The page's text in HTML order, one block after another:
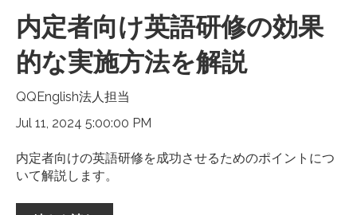
内定者向け英語研修の効果
的な実施方法を解説
QQEnglish法人担当
Jul 11, 2024 5:00:00 PM
内定者向けの英語研修を成功させるためのポイントにつ
いて解説します。